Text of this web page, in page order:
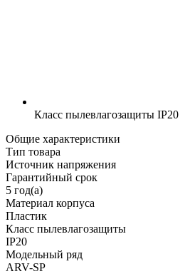
Класс пылевлагозащиты IP20
Общие характеристики
Тип товара
Источник напряжения
Гарантийный срок
5 год(а)
Материал корпуса
Пластик
Класс пылевлагозащиты
IP20
Модельный ряд
ARV-SP